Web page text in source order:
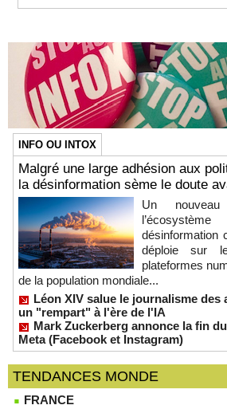
INFO OU INTOX
Malgré une large adhésion aux
la désinformation sème le doute
Un
désinformation
déploie sur
plateformes
de la population mondiale...
Léon XIV salue le journalisme des
un "rempart" à l'ère de l'IA
Mark Zuckerberg annonce la fin
Meta (Facebook et Instagram)
TENDANCES MONDE
FRANCE